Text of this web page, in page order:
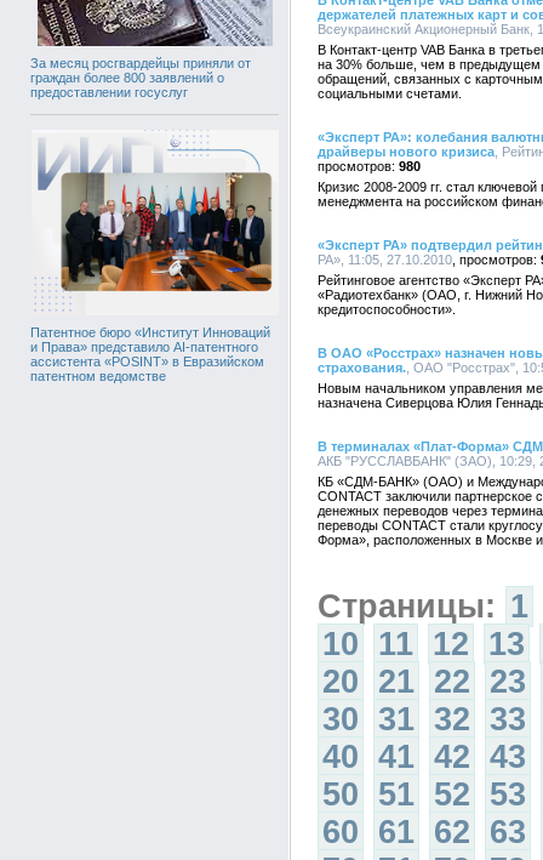
За месяц росгвардейцы приняли от
граждан более 800 заявлений о
предоставлении госуслуг
Патентное бюро «Институт Инноваций
и Права» представило AI-патентного
ассистента «POSINT» в Евразийском
патентном ведомстве
держателей платежных карт и
Всеукраинский Акционерный Банк,
В Контакт-центр VAB Банка в
на 30% больше, чем в предыдущем
обращений, связанных с
социальными счетами.
«Эксперт РА»: колебания
драйверы нового кризиса ,
980
Кризис 2008-2009 гг. стал
менеджмента на российском
«Эксперт РА» подтвердил
РА», 11:05, 27.10.2010
Рейтинговое агентство «Эксперт
«Радиотехбанк» (ОАО, г. Нижний
кредитоспособности».
В ОАО «Росстрах» назначен
страхования. , ОАО "Росстрах",
Новым начальником управления
назначена Сиверцова Юлия
В терминалах «Плат-Форма»
АКБ "РУССЛАВБАНК" (ЗАО), 10:29,
КБ «СДМ-БАНК» (ОАО) и
CONTACT заключили партнерское
денежных переводов через
переводы CONTACT стали
Форма», расположенных в Москве
Страницы: 1
10 11 12 13
20 21 22 23
30 31 32 33
40 41 42 43
50 51 52 53
60 61 62 63